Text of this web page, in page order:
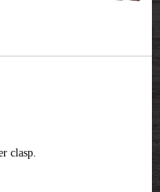
clasp.